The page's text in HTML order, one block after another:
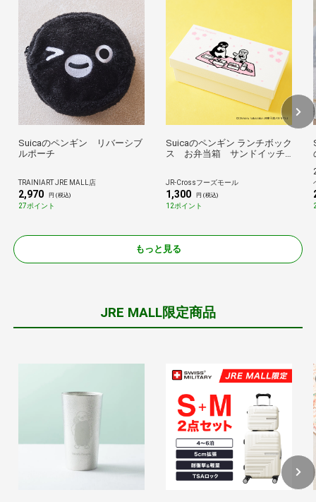
Suicaのペンギン リバーシブ
ルポーチ
TRAINIART JRE MALL店
2,970 円 (税込)
27ポイント
Suicaのペンギン ランチボック
ス お弁当箱 サンドイッチ
JR-Crossフーズモール
1,300 円 (税込)
12ポイント
もっと見る
JRE MALL限定商品